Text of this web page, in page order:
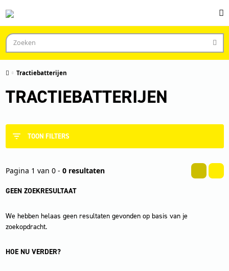
Tractiebatterijen
TRACTIEBATTERIJEN
TOON FILTERS
Pagina 1 van 0 - 0 resultaten
GEEN ZOEKRESULTAAT
We hebben helaas geen resultaten gevonden op basis van je
zoekopdracht.
HOE NU VERDER?